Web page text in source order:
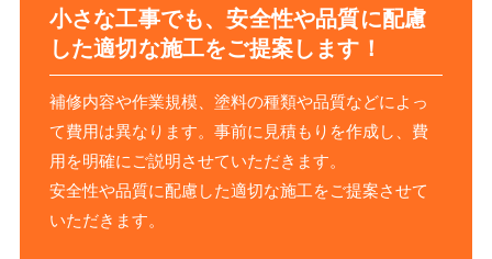
小さな工事でも、安全性や品質に配慮
した適切な施工をご提案します！
補修内容や作業規模、塗料の種類や品質などによっ
て費用は異なります。事前に見積もりを作成し、費
用を明確にご説明させていただきます。
安全性や品質に配慮した適切な施工をご提案させて
いただきます。